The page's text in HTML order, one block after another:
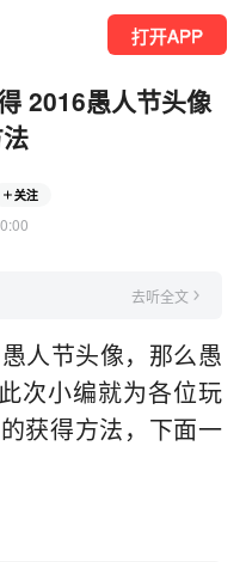
打开APP
2016愚人节头像
关注
去听全文
人节头像，那么愚
次小编就为各位玩
获得方法，下面一